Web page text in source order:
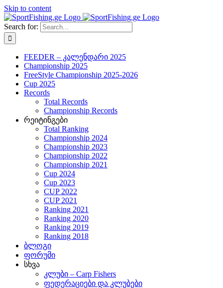
Skip to content
Search for:
FEEDER – კალენდარი 2025
Championship 2025
FreeStyle Championship 2025-2026
Cup 2025
Records
Total Records
Championship Records
რეიტინგები
Total Ranking
Championship 2024
Championship 2023
Championship 2022
Championship 2021
Cup 2024
Cup 2023
CUP 2022
CUP 2021
Ranking 2021
Ranking 2020
Ranking 2019
Ranking 2018
ბლოგი
ფორუმი
სხვა
კლუბი – Carp Fishers
ფედერაციები და კლუბები